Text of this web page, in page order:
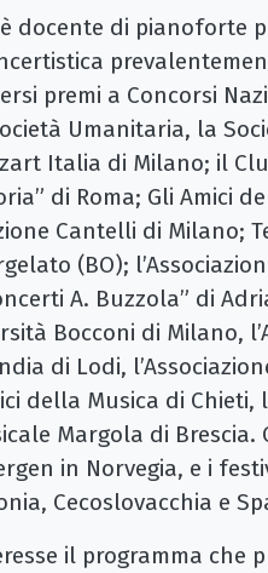
docente di pianoforte
premi a Concorsi
Umanitaria, la
Italia di Milano; il
di Roma; Gli Amici
Cantelli di Milano;
(BO);
A. Buzzola” di
Bocconi di Milano,
di Lodi,
della Musica di Chieti,
Margola di
in Norvegia, e i
Cecoslovacchia e
il programma che